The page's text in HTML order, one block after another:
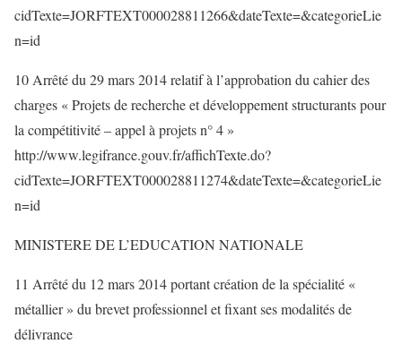
cidTexte=JORFTEXT000028811266&dateTexte=&categorieLie
n=id
10 Arrêté du 29 mars 2014 relatif à l’approbation du cahier des
charges « Projets de recherche et développement structurants pour
la compétitivité – appel à projets n° 4 »
http://www.legifrance.gouv.fr/affichTexte.do?
cidTexte=JORFTEXT000028811274&dateTexte=&categorieLie
n=id
MINISTERE DE L’EDUCATION NATIONALE
11 Arrêté du 12 mars 2014 portant création de la spécialité «
métallier » du brevet professionnel et fixant ses modalités de
délivrance